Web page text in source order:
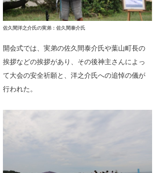
佐久間洋之介氏の実弟：佐久間泰介氏
開会式では、実弟の佐久間泰介氏や葉山町長の
挨拶などの挨拶があり、その後神主さんによっ
て大会の安全祈願と、洋之介氏への追悼の儀が
行われた。
ゴン
wanda
予報士 hiro.
Mr.K
chappy